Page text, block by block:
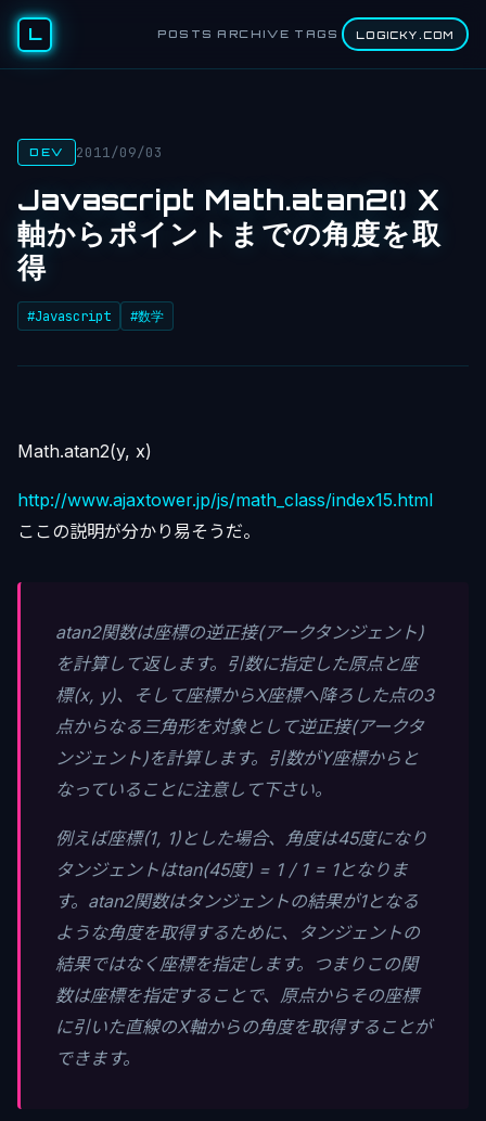
L POSTS ARCHIVE TAGS LOGICKY.COM
DEV 2011/09/03
Javascript Math.atan2() X
軸からポイントまでの角度を取
得
#Javascript #数学
Math.atan2(y, x)
http://www.ajaxtower.jp/js/math_class/index15.html
ここの説明が分かり易そうだ。
atan2関数は座標の逆正接(アークタンジェント)
を計算して返します。引数に指定した原点と座
標(x, y)、そして座標からX座標へ降ろした点の3
点からなる三角形を対象として逆正接(アークタ
ンジェント)を計算します。引数がY座標からと
なっていることに注意して下さい。
例えば座標(1, 1)とした場合、角度は45度になり
タンジェントはtan(45度) = 1 / 1 = 1となりま
す。atan2関数はタンジェントの結果が1となる
ような角度を取得するために、タンジェントの
結果ではなく座標を指定します。つまりこの関
数は座標を指定することで、原点からその座標
に引いた直線のX軸からの角度を取得することが
できます。